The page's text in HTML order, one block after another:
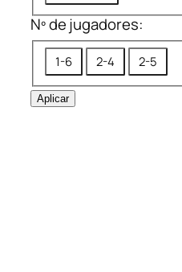
Nº de jugadores:
N
º
d
1-6 2-4 2-5
Aplicar